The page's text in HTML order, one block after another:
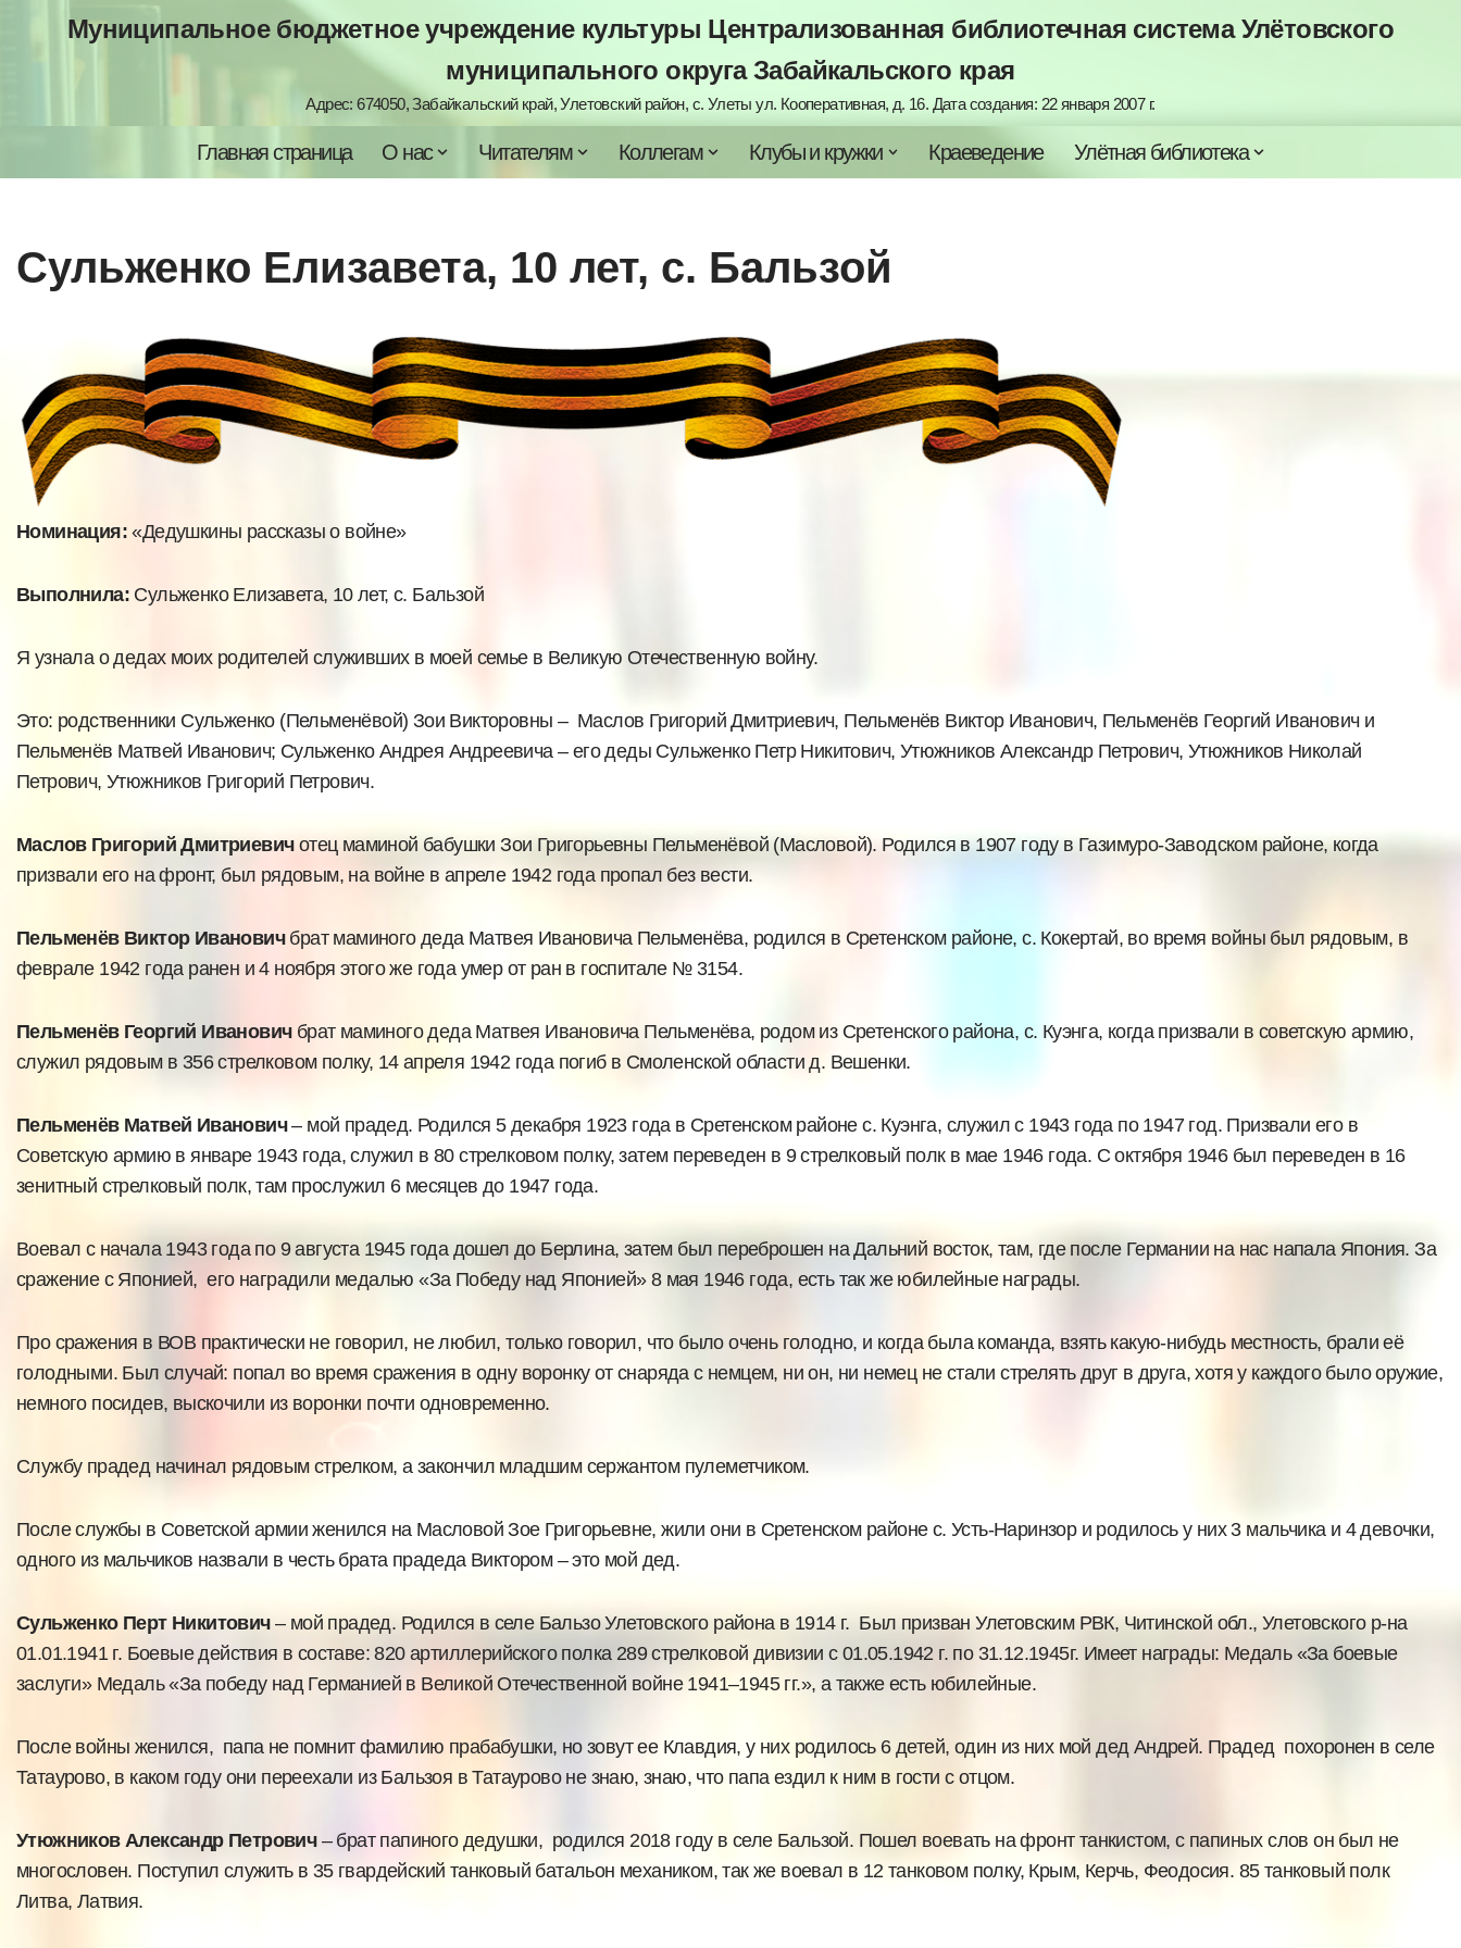
содержимому
Муниципальное бюджетное учреждение культуры Централизованная библиотечная система Улётовского
муниципального округа Забайкальского края
Адрес: 674050, Забайкальский край, Улетовский район, с. Улеты ул. Кооперативная, д. 16. Дата создания: 22 января 2007 г.
Главная страница О нас Читателям Коллегам Клубы и кружки Краеведение Улётная библиотека
Сульженко Елизавета, 10 лет, с. Бальзой
Номинация:«Дедушкины рассказы о войне»
Выполнила: Сульженко Елизавета, 10 лет, с. Бальзой
Я узнала о дедах моих родителей служивших в моей семье в Великую Отечественную войну.
Это: родственники Сульженко (Пельменёвой) Зои Викторовны – Маслов Григорий Дмитриевич, Пельменёв Виктор Иванович, Пельменёв Георгий Иванович и
Пельменёв Матвей Иванович; Сульженко Андрея Андреевича – его деды Сульженко Петр Никитович, Утюжников Александр Петрович, Утюжников Николай
Петрович, Утюжников Григорий Петрович.
Маслов Григорий Дмитриевичотец маминой бабушки Зои Григорьевны Пельменёвой (Масловой). Родился в 1907 году в Газимуро-Заводском районе, когда
призвали его на фронт, был рядовым, на войне в апреле 1942 года пропал без вести.
Пельменёв Виктор Ивановичбрат маминого деда Матвея Ивановича Пельменёва, родился в Сретенском районе, с. Кокертай, во время войны был рядовым, в
феврале 1942 года ранен и 4 ноября этого же года умер от ран в госпитале № 3154.
Пельменёв Георгий Ивановичбрат маминого деда Матвея Ивановича Пельменёва, родом из Сретенского района, с. Куэнга, когда призвали в советскую армию,
служил рядовым в 356 стрелковом полку, 14 апреля 1942 года погиб в Смоленской области д. Вешенки.
Пельменёв Матвей Иванович– мой прадед. Родился 5 декабря 1923 года в Сретенском районе с. Куэнга, служил с 1943 года по 1947 год. Призвали его в
Советскую армию в январе 1943 года, служил в 80 стрелковом полку, затем переведен в 9 стрелковый полк в мае 1946 года. С октября 1946 был переведен в 16
зенитный стрелковый полк, там прослужил 6 месяцев до 1947 года.
Воевал с начала 1943 года по 9 августа 1945 года дошел до Берлина, затем был переброшен на Дальний восток, там, где после Германии на нас напала Япония. За
сражение с Японией, его наградили медалью «За Победу над Японией» 8 мая 1946 года, есть так же юбилейные награды.
Про сражения в ВОВ практически не говорил, не любил, только говорил, что было очень голодно, и когда была команда, взять какую-нибудь местность, брали её
голодными. Был случай: попал во время сражения в одну воронку от снаряда с немцем, ни он, ни немец не стали стрелять друг в друга, хотя у каждого было оружие,
немного посидев, выскочили из воронки почти одновременно.
Службу прадед начинал рядовым стрелком, а закончил младшим сержантом пулеметчиком.
После службы в Советской армии женился на Масловой Зое Григорьевне, жили они в Сретенском районе с. Усть-Наринзор и родилось у них 3 мальчика и 4 девочки,
одного из мальчиков назвали в честь брата прадеда Виктором – это мой дед.
Сульженко Перт Никитович– мой прадед. Родился в селе Бальзо Улетовского района в 1914 г. Был призван Улетовским РВК, Читинской обл., Улетовского р-на
01.01.1941 г. Боевые действия в составе: 820 артиллерийского полка 289 стрелковой дивизии с 01.05.1942 г. по 31.12.1945г. Имеет награды: Медаль «За боевые
заслуги» Медаль «За победу над Германией в Великой Отечественной войне 1941–1945 гг.», а также есть юбилейные.
После войны женился, папа не помнит фамилию прабабушки, но зовут ее Клавдия, у них родилось 6 детей, один из них мой дед Андрей. Прадед похоронен в селе
Татаурово, в каком году они переехали из Бальзоя в Татаурово не знаю, знаю, что папа ездил к ним в гости с отцом.
Утюжников Александр Петрович– брат папиного дедушки, родился 2018 году в селе Бальзой. Пошел воевать на фронт танкистом, с папиных слов он был не
многословен. Поступил служить в 35 гвардейский танковый батальон механиком, так же воевал в 12 танковом полку, Крым, Керчь, Феодосия. 85 танковый полк
Литва, Латвия.